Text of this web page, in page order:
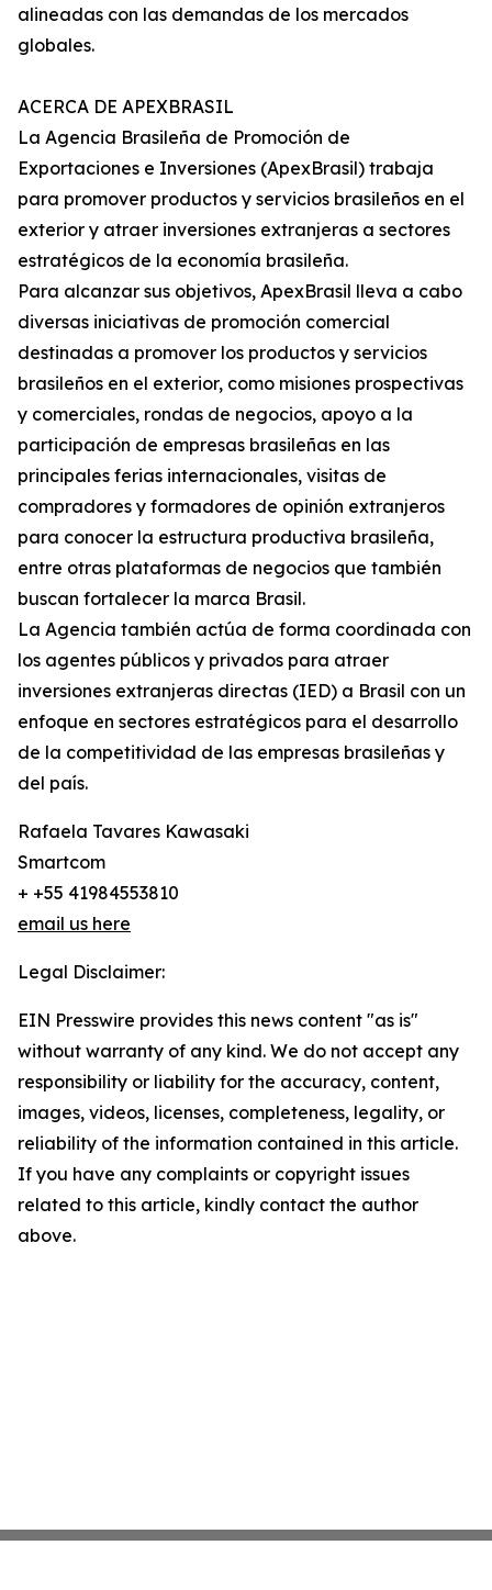
alineadas con las demandas de los mercados
globales.
ACERCA DE APEXBRASIL
La Agencia Brasileña de Promoción de
Exportaciones e Inversiones (ApexBrasil) trabaja
para promover productos y servicios brasileños en el
exterior y atraer inversiones extranjeras a sectores
estratégicos de la economía brasileña.
Para alcanzar sus objetivos, ApexBrasil lleva a cabo
diversas iniciativas de promoción comercial
destinadas a promover los productos y servicios
brasileños en el exterior, como misiones prospectivas
y comerciales, rondas de negocios, apoyo a la
participación de empresas brasileñas en las
principales ferias internacionales, visitas de
compradores y formadores de opinión extranjeros
para conocer la estructura productiva brasileña,
entre otras plataformas de negocios que también
buscan fortalecer la marca Brasil.
La Agencia también actúa de forma coordinada con
los agentes públicos y privados para atraer
inversiones extranjeras directas (IED) a Brasil con un
enfoque en sectores estratégicos para el desarrollo
de la competitividad de las empresas brasileñas y
del país.
Rafaela Tavares Kawasaki
Smartcom
+ +55 41984553810
email us here
Legal Disclaimer:
EIN Presswire provides this news content "as is"
without warranty of any kind. We do not accept any
responsibility or liability for the accuracy, content,
images, videos, licenses, completeness, legality, or
reliability of the information contained in this article.
If you have any complaints or copyright issues
related to this article, kindly contact the author
above.